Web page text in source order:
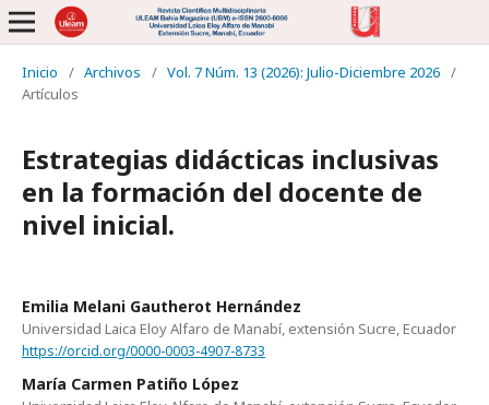
Inicio / Archivos / Vol. 7 Núm. 13 (2026): Julio-Diciembre 2026 /
Artículos
Estrategias didácticas inclusivas
en la formación del docente de
nivel inicial.
Emilia Melani Gautherot Hernández
Universidad Laica Eloy Alfaro de Manabí, extensión Sucre, Ecuador
https://orcid.org/0000-0003-4907-8733
María Carmen Patiño López